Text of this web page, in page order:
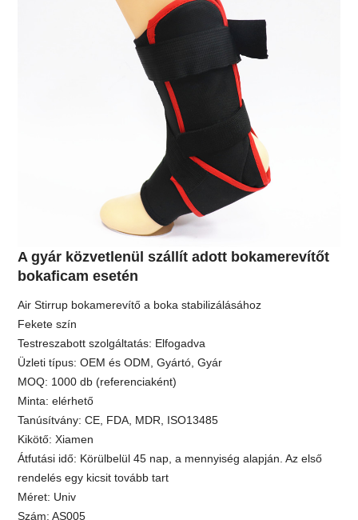
A gyár közvetlenül szállít adott bokamerevítőt
bokaficam esetén
Air Stirrup bokamerevítő a boka stabilizálásához
Fekete szín
Testreszabott szolgáltatás: Elfogadva
Üzleti típus: OEM és ODM, Gyártó, Gyár
MOQ: 1000 db (referenciaként)
Minta: elérhető
Tanúsítvány: CE, FDA, MDR, ISO13485
Kikötő: Xiamen
Átfutási idő: Körülbelül 45 nap, a mennyiség alapján. Az első
rendelés egy kicsit tovább tart
Méret: Univ
Szám: AS005